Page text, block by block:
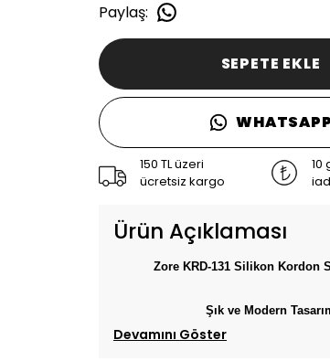
Paylaş:
SEPETE EKLE
WHATSAPP
150 TL üzeri
ücretsiz kargo
10
Ürün Açıklaması
Zore KRD-131 Silikon Kordon
Şık ve Modern
Devamını Göster